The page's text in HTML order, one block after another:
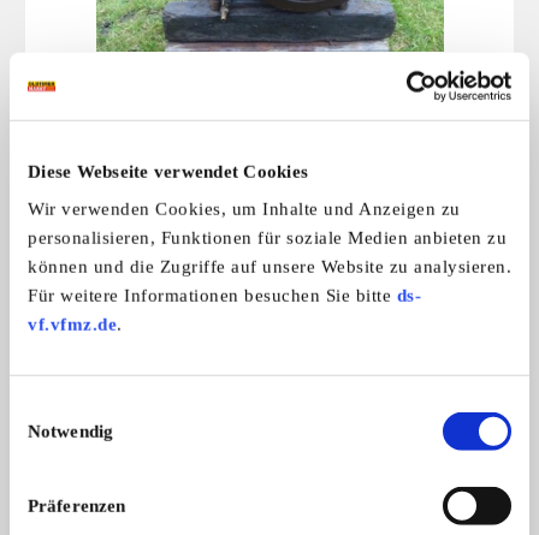
Diese Webseite verwendet Cookies
Wir verwenden Cookies, um Inhalte und Anzeigen zu
personalisieren, Funktionen für soziale Medien anbieten zu
können und die Zugriffe auf unsere Website zu analysieren.
Für weitere Informationen besuchen Sie bitte ds-
vf.vfmz.de.
Notwendig
Präferenzen
Biete einen F.F. Motor aus Dänemarkw ...
330,- €
Das könnte Sie auch interessieren
Zwei Standmotoren